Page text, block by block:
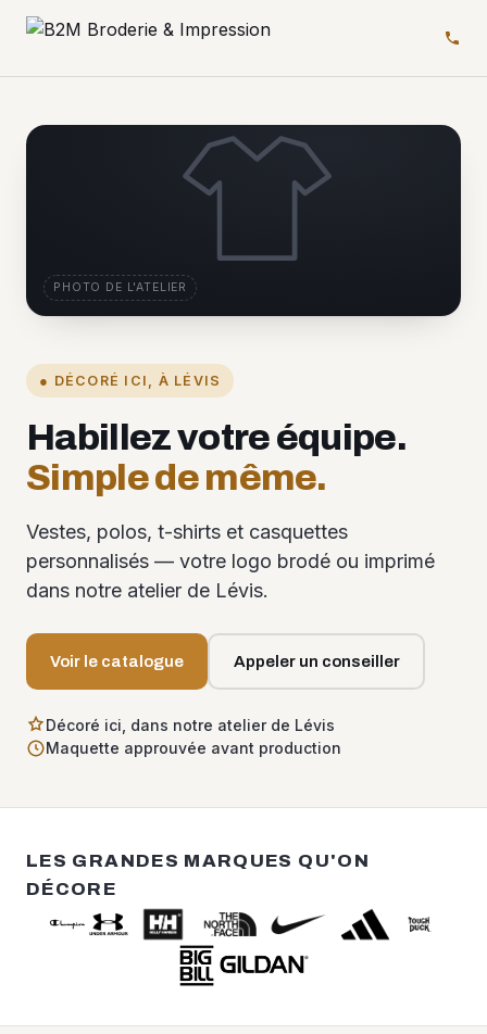
● DÉCORÉ ICI, À LÉVIS
Habillez votre équipe.
Simple de même.
Vestes, polos, t-shirts et casquettes
personnalisés — votre logo brodé ou imprimé
dans notre atelier de Lévis.
Voir le catalogue Appeler un conseiller
Décoré ici, dans notre atelier de Lévis
Maquette approuvée avant production
PHOTO DE L'ATELIER
LES GRANDES MARQUES QU'ON
DÉCORE